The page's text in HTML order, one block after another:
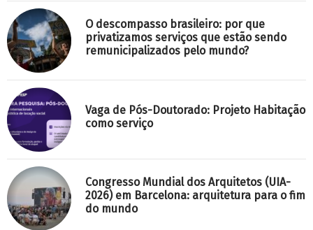
O descompasso brasileiro: por que
privatizamos serviços que estão sendo
remunicipalizados pelo mundo?
Vaga de Pós-Doutorado: Projeto Habitação
como serviço
Congresso Mundial dos Arquitetos (UIA-
2026) em Barcelona: arquitetura para o fim
do mundo